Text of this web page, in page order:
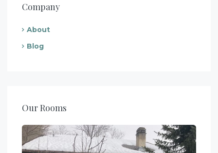
Company
About
Blog
Our Rooms